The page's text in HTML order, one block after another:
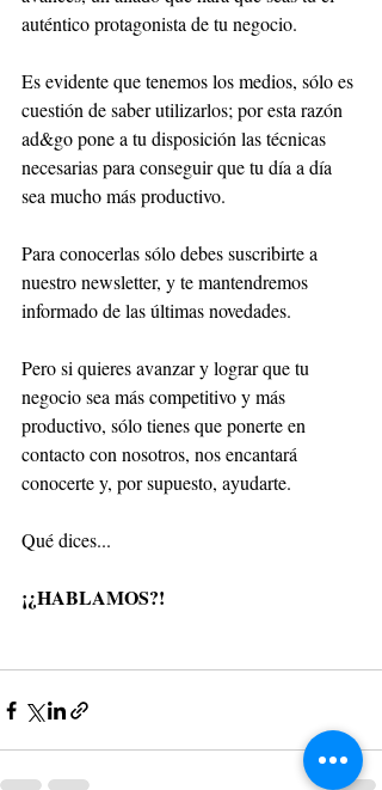
auténtico protagonista de tu negocio.
Es evidente que tenemos los medios, sólo es
cuestión de saber utilizarlos; por esta razón
ad&go pone a tu disposición las técnicas
necesarias para conseguir que tu día a día
sea mucho más productivo.
Para conocerlas sólo debes suscribirte a
nuestro newsletter, y te mantendremos
informado de las últimas novedades.
Pero si quieres avanzar y lograr que tu
negocio sea más competitivo y más
productivo, sólo tienes que ponerte en
contacto con nosotros, nos encantará
conocerte y, por supuesto, ayudarte.
Qué dices...
¡¿HABLAMOS?!